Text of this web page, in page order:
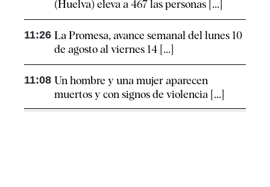
(Huelva) eleva a 467 las personas [...]
11:26 La Promesa, avance semanal del lunes 10
de agosto al viernes 14 [...]
11:08 Un hombre y una mujer aparecen
muertos y con signos de violencia [...]